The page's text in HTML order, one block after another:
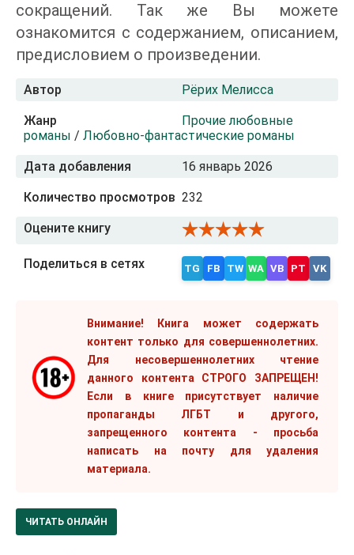
сокращений. Так же Вы можете
ознакомится с содержанием, описанием,
предисловием о произведении.
Автор Рёрих Мелисса
Жанр
Прочие любовные
романы / Любовно-фантастические романы
Дата добавления 16 январь 2026
Количество просмотров 232
Оцените книгу
Поделиться в сетях TG FB TW WA VB PT VK
Внимание! Книга может содержать
контент только для совершеннолетних.
Для несовершеннолетних чтение
данного контента СТРОГО ЗАПРЕЩЕН!
Если в книге присутствует наличие
пропаганды ЛГБТ и другого,
запрещенного контента - просьба
написать на почту для удаления
материала.
ЧИТАТЬ ОНЛАЙН